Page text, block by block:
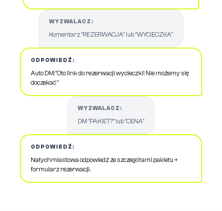
WYZWALACZ:
Komentarz "REZERWACJA" lub "WYCIECZKA"
ODPOWIEDŹ:
Auto DM: "Oto link do rezerwacji wycieczki! Nie możemy się
doczekać "
WYZWALACZ:
DM "PAKIET?" lub "CENA"
ODPOWIEDŹ:
Natychmiastowa odpowiedź ze szczegółami pakietu +
formularz rezerwacji.